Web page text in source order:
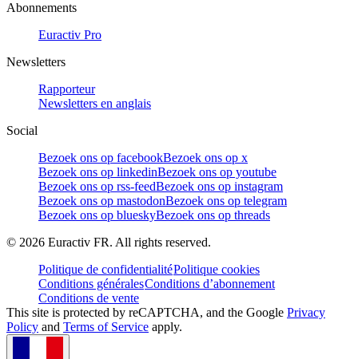
Abonnements
Euractiv Pro
Newsletters
Rapporteur
Newsletters en anglais
Social
Bezoek ons op facebookBezoek ons op x
Bezoek ons op linkedinBezoek ons op youtube
Bezoek ons op rss-feedBezoek ons op instagram
Bezoek ons op mastodonBezoek ons op telegram
Bezoek ons op blueskyBezoek ons op threads
© 2026 Euractiv FR. All rights reserved.
Politique de confidentialitéPolitique cookies
Conditions généralesConditions d’abonnement
Conditions de vente
This site is protected by reCAPTCHA, and the Google Privacy
Policy and Terms of Service apply.